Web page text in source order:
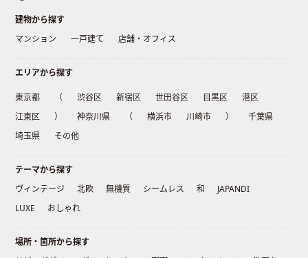
建物から探す
マンション
一戸建て 店舗・オフィス
エリアから探す
東京都 （ 渋谷区 新宿区 世田谷区 目黒区
港区
江東区
） 神奈川県 （ 横浜市 川崎市 ）
千葉県
埼玉県
その他
テーマから探す
ヴィンテージ
北欧 無機質 シームレス 和
JAPANDI
LUXE
おしゃれ
場所・箇所から探す